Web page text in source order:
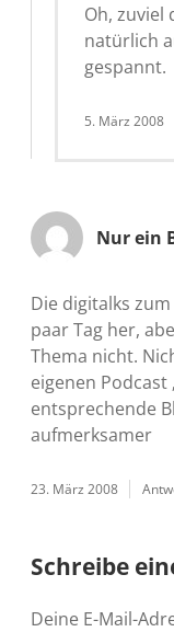
Oh, zuviel
natürlich
gespannt.
5. März 2008
Nur ein
Die digitalks
paar Tag her,
Thema nicht.
eigenen
entsprechende
aufmerksamer
23. März 2008
Schreibe
Deine E-Mail-